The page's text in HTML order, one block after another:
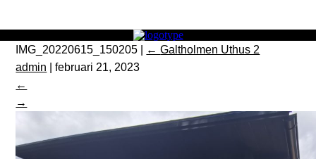
IMG_20220615_150205 ←Galtholmen Uthus 2
admin
|februari 21, 2023
←
→